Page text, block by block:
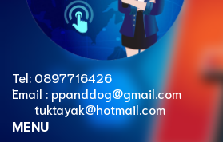
Tel: 0897716426
Email : ppanddog@gmail.com
tuktayak@hotmail.com
MENU